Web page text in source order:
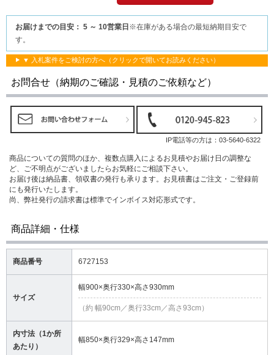
お届けまでの目安： 5 ～ 10営業日※在庫がある場合の最短納期目安で
す。
▼ 入札案件をご検討の方へ（クリックで開いてお読みください）
お問合せ（納期のご確認・見積のご依頼など）
IP電話等の方は： 03-5640-6322
商品についての質問のほか、複数点購入によるお見積やお届け日の調整な
ど、ご不明点がございましたらお気軽にご相談下さい。
お届け後は納品書、領収書の発行も承ります。お見積書はご注文・ご登録前
にも発行いたします。
尚、弊社発行の請求書は標準でインボイス対応形式です。
商品詳細・仕様
商品番号 6727153
サイズ
幅900×奥行330×高さ930mm
（約 幅90cm／奥行33cm／高さ93cm）
内寸法（1か所
あたり）
幅850×奥行329×高さ147mm